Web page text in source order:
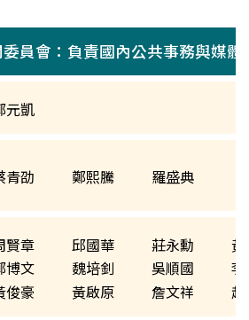
員會：負責國內公共事務與媒體
元凱
青劭 鄭熙騰 羅盛典
賢章 邱國華 莊永勳
博文
魏培釗 吳順國
俊豪
黃啟原 詹文祥